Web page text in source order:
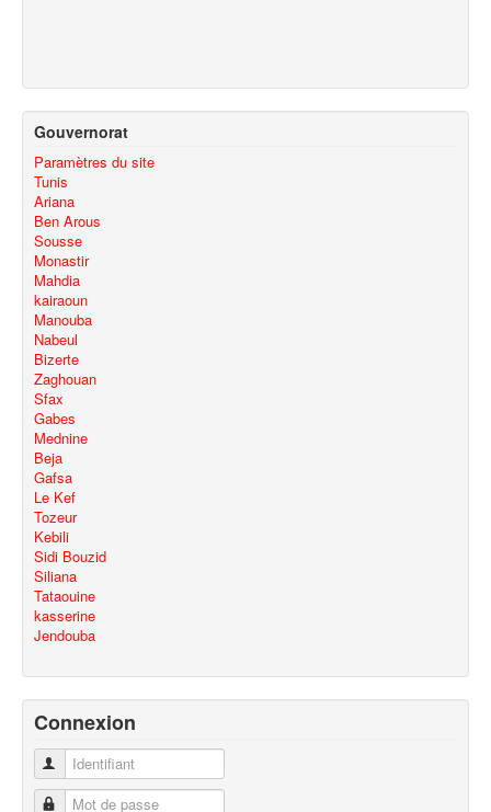
Gouvernorat
Paramètres du site
Tunis
Ariana
Ben Arous
Sousse
Monastir
Mahdia
kairaoun
Manouba
Nabeul
Bizerte
Zaghouan
Sfax
Gabes
Mednine
Beja
Gafsa
Le Kef
Tozeur
Kebili
Sidi Bouzid
Siliana
Tataouine
kasserine
Jendouba
Connexion
Identifiant
Mot de passe